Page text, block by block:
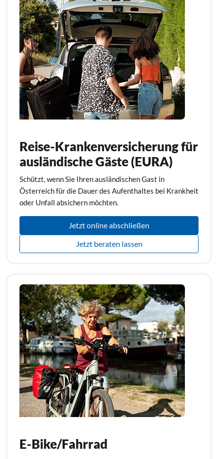
Reise-Krankenversicherung für
ausländische Gäste (EURA)
Schützt, wenn Sie Ihren ausländischen Gast in
Österreich für die Dauer des Aufenthaltes bei Krankheit
oder Unfall absichern möchten.
Jetzt online abschließen
Jetzt beraten lassen
E-Bike/Fahrrad